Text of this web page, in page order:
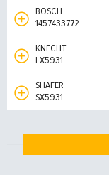
BOSCH
1457433772
KNECHT
LX5931
SHAFER
SX5931